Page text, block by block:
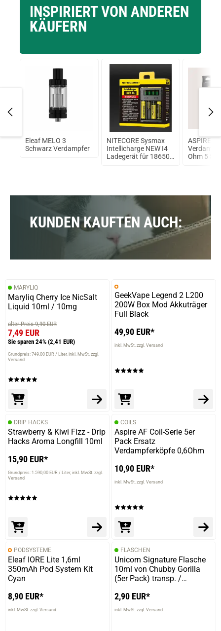
INSPIRIERT VON ANDEREN
KÄUFERN
Eleaf MELO 3
Schwarz Verdampfer
NITECORE Sysmax
Intellicharge NEW I4
Ladegerät für 18650
ASPIRE
Ohm 5
KUNDEN KAUFTEN AUCH:
MARYLIQ
Maryliq Cherry Ice NicSalt
Liquid 10ml / 10mg
alter Preis 9,90 EUR
7,49 EUR
Sie sparen 24% (2,41 EUR)
Grundpreis: 749,00 EUR / Liter inkl. MwSt. zzgl.
Versand
GeekVape Legend 2 L200
200W Box Mod Akkuträger
Full Black
49,90 EUR*
inkl. MwSt. zzgl. Versand
DRIP HACKS
Strawberry & Kiwi Fizz - Drip
Hacks Aroma Longfill 10ml
15,90 EUR*
Grundpreis: 1.590,00 EUR / Liter inkl. MwSt. zzgl.
Versand
COILS
Aspire AF Coil-Serie 5er
Pack Ersatz
Verdampferköpfe 0,6Ohm
10,90 EUR*
inkl. MwSt. zzgl. Versand
PODSYSTEME
Eleaf IORE Lite 1,6ml
350mAh Pod System Kit
Cyan
8,90 EUR*
inkl. MwSt. zzgl. Versand
FLASCHEN
Unicorn Signature Flasche
10ml von Chubby Gorilla
(5er Pack) transp. /
2,90 EUR*
inkl. MwSt. zzgl. Versand